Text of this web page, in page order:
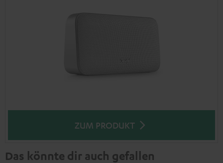
ZUM PRODUKT
Das könnte dir auch gefallen